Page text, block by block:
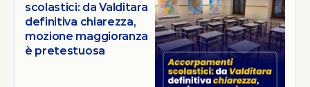
scolastici: da Valditara
definitiva chiarezza,
mozione maggioranza
è pretestuosa